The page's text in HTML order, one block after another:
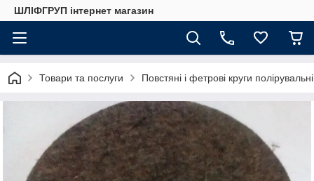
ШЛІФГРУП інтернет магазин
Товари та послуги Повстяні і фетрові круги полірувальні